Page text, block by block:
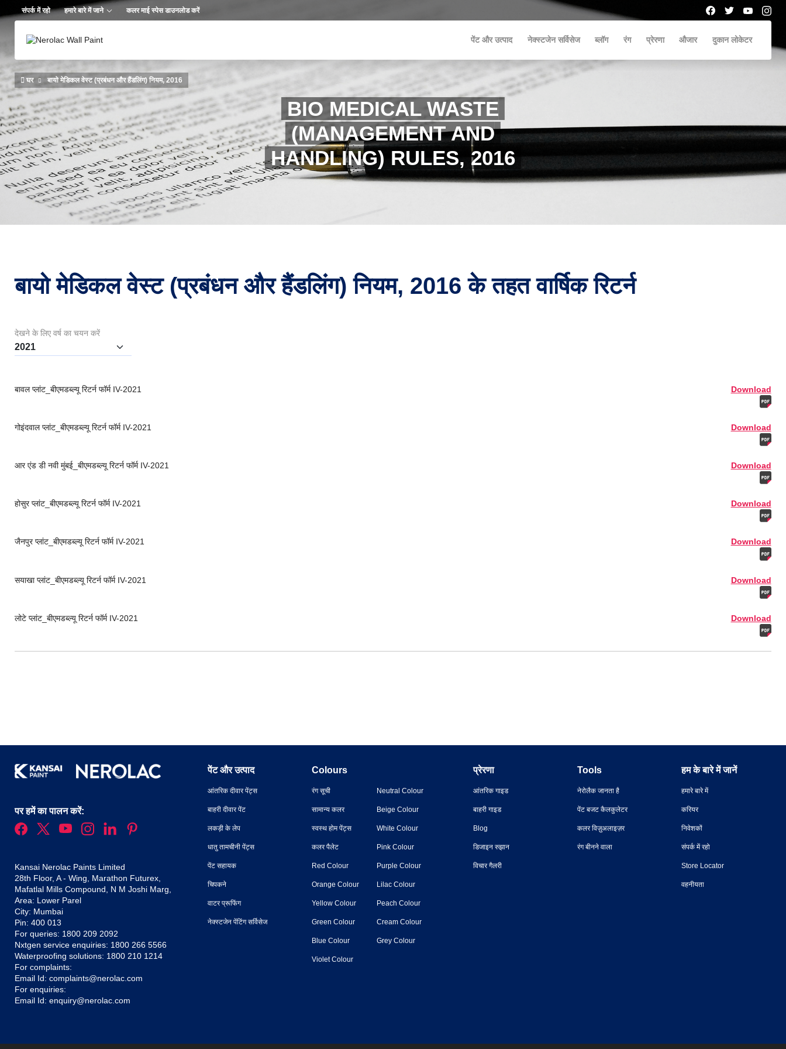
Skip to main content
संपर्क में रहो हमारे बारे में जाने कलर माई स्पेस डाउनलोड करें
पेंट और उत्पाद नेक्स्टजेन सर्विसेज ब्लॉग रंग प्रेरणा औजार दुकान लोकेटर
BIO MEDICAL WASTE
(MANAGEMENT AND
HANDLING) RULES, 2016
घर बायो मेडिकल वेस्ट (प्रबंधन और हैंडलिंग) नियम, 2016
बायो मेडिकल वेस्ट (प्रबंधन और हैंडलिंग) नियम, 2016 के तहत वार्षिक रिटर्न
देखने के लिए वर्ष का चयन करें
बावल प्लांट_बीएमडब्ल्यू रिटर्न फॉर्म IV-2021 Download
गोइंदवाल प्लांट_बीएमडब्ल्यू रिटर्न फॉर्म IV-2021 Download
आर एंड डी नवी मुंबई_बीएमडब्ल्यू रिटर्न फॉर्म IV-2021 Download
होसुर प्लांट_बीएमडब्ल्यू रिटर्न फॉर्म IV-2021 Download
जैनपुर प्लांट_बीएमडब्ल्यू रिटर्न फॉर्म IV-2021 Download
सयाखा प्लांट_बीएमडब्ल्यू रिटर्न फॉर्म IV-2021 Download
लोटे प्लांट_बीएमडब्ल्यू रिटर्न फॉर्म IV-2021 Download
पेंट और उत्पाद
आंतरिक दीवार पेंट्स
बाहरी दीवार पेंट
लकड़ी के लेप
धातु तामचीनी पेंट्स
पेंट सहायक
चिपकने
वाटर प्रूफिंग
नेक्स्टजेन पेंटिंग सर्विसेज
Colours
रंग सूची
सामान्य कलर
स्वस्थ होम पेंट्स
कलर पैलेट
Red Colour
Orange Colour
Yellow Colour
Green Colour
Blue Colour
Violet Colour
Neutral Colour
Beige Colour
White Colour
Pink Colour
Purple Colour
Lilac Colour
Peach Colour
Cream Colour
Grey Colour
प्रेरणा
आंतरिक गाइड
बाहरी गाइड
Blog
डिजाइन रुझान
विचार गैलरी
Tools
नेरोलैक जानता है
पेंट बजट कैलकुलेटर
कलर विज़ुअलाइज़र
रंग बीनने वाला
हम के बारे में जानें
हमारे बारे में
करियर
निवेशकों
संपर्क में रहो
Store Locator
वहनीयता
पर हमें का पालन करें:
Kansai Nerolac Paints Limited
28th Floor, A - Wing, Marathon Futurex,
Mafatlal Mills Compound, N M Joshi Marg,
Area: Lower Parel
City: Mumbai
Pin: 400 013
For queries: 1800 209 2092
Nxtgen service enquiries: 1800 266 5566
Waterproofing solutions: 1800 210 1214
For complaints:
Email Id:complaints@nerolac.com
For enquiries:
Email Id:enquiry@nerolac.com